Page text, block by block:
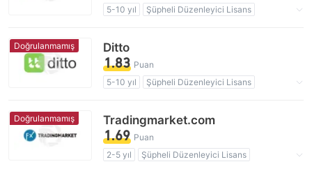
5-10 yıl
Şüpheli Düzenleyici Lisans
Yüksek düzeyde potansiyel risk
Doğrulanmamış Ditto
1.83 Puan
5-10 yıl
Şüpheli Düzenleyici Lisans
Yüksek düzeyde potansiyel risk
Doğrulanmamış Tradingmarket.com
1.69 Puan
2-5 yıl
Şüpheli Düzenleyici Lisans